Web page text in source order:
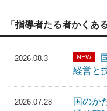
「指導者たる者かくあ
2026.08.3 NEW
経営と
2026.07.28
国のか